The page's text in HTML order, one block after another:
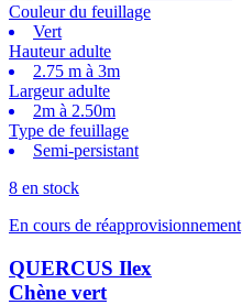
Couleur du feuillage
Vert
Hauteur adulte
2.75 m à 3m
Largeur adulte
2m à 2.50m
Type de feuillage
Semi-persistant
8 en stock
En cours de réapprovisionnement
QUERCUS Ilex
Chène vert